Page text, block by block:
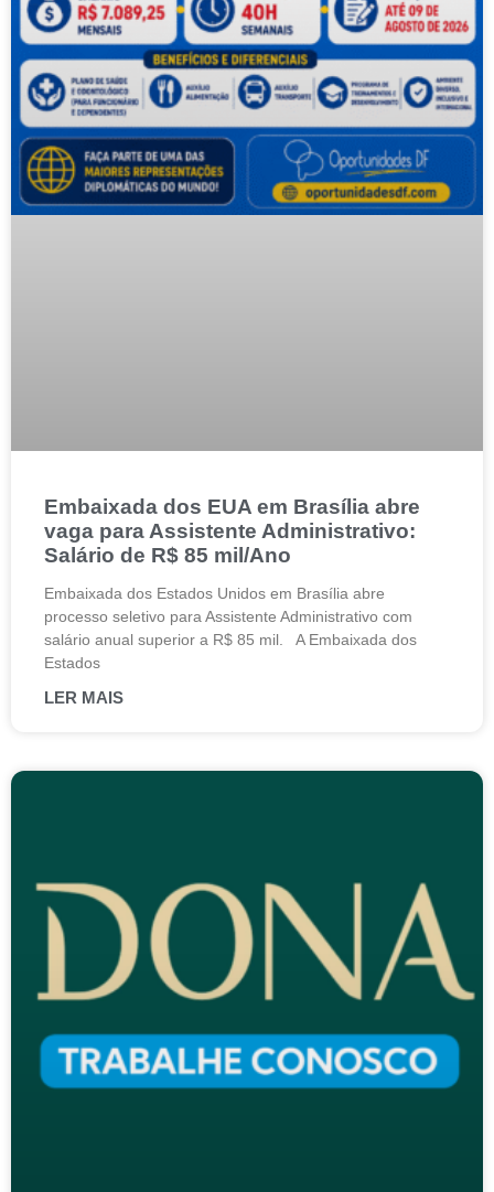
Embaixada dos EUA em Brasília abre
vaga para Assistente Administrativo:
Salário de R$ 85 mil/Ano
Embaixada dos Estados Unidos em Brasília abre
processo seletivo para Assistente Administrativo com
salário anual superior a R$ 85 mil. A Embaixada dos
Estados
LER MAIS